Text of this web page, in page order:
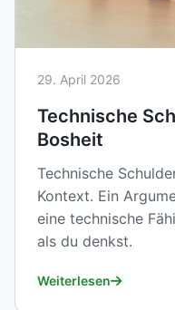
29. April 2026
Technische
Bosheit
Technische
Kontext. Ein
eine technische
als du denkst.
Weiterlesen